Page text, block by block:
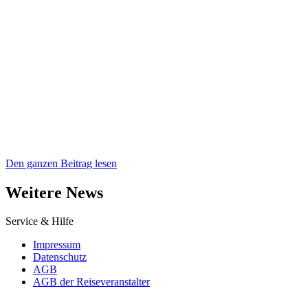
Den ganzen Beitrag lesen
Weitere News
Service & Hilfe
Impressum
Datenschutz
AGB
AGB der Reiseveranstalter